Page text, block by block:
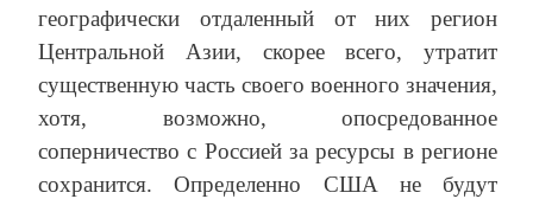
географически отдаленный от них регион
Центральной Азии, скорее всего, утратит
существенную часть своего военного значения,
хотя, возможно, опосредованное
соперничество с Россией за ресурсы в регионе
сохранится. Определенно США не будут